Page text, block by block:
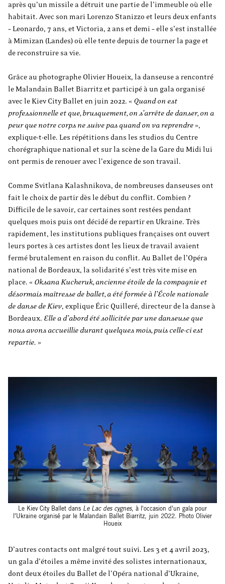
après qu’un missile a détruit une partie de l’immeuble où elle
habitait. Avec son mari Lorenzo Stanizzo et leurs deux enfants
– Leonardo, 7 ans, et Victoria, 2 ans et demi – elle s’est installée
à Mimizan (Landes) où elle tente depuis de tourner la page et
de reconstruire sa vie.
Grâce au photographe Olivier Houeix, la danseuse a rencontré
le Malandain Ballet Biarritz et participé à un gala organisé
avec le Kiev City Ballet en juin 2022. « Quand on est
professionnelle et que, brusquement, on s’arrête de danser, on a
peur que notre corps ne suive pas quand on va reprendre »,
explique-t-elle. Les répétitions dans les studios du Centre
chorégraphique national et sur la scène de la Gare du Midi lui
ont permis de renouer avec l’exigence de son travail.
Comme Svitlana Kalashnikova, de nombreuses danseuses ont
fait le choix de partir dès le début du conflit. Combien ?
Difficile de le savoir, car certaines sont restées pendant
quelques mois puis ont décidé de repartir en Ukraine. Très
rapidement, les institutions publiques françaises ont ouvert
leurs portes à ces artistes dont les lieux de travail avaient
fermé brutalement en raison du conflit. Au Ballet de l’Opéra
national de Bordeaux, la solidarité s’est très vite mise en
place. « Oksana Kucheruk, ancienne étoile de la compagnie et
désormais maîtresse de ballet, a été formée à l’École nationale
de danse de Kiev, explique Éric Quilleré, directeur de la danse à
Bordeaux. Elle a d’abord été sollicitée par une danseuse que
nous avons accueillie durant quelques mois, puis celle-ci est
repartie. »
Le Kiev City Ballet dans Le Lac des cygnes, à l'occasion d'un gala pour
l'Ukraine organisé par le Malandain Ballet Biarritz, juin 2022. Photo Olivier
Houeix
D’autres contacts ont malgré tout suivi. Les 3 et 4 avril 2023,
un gala d’étoiles a même invité des solistes internationaux,
dont deux étoiles du Ballet de l’Opéra national d’Ukraine,